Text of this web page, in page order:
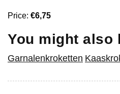
Price: €6,75
You might also
Garnalenkroketten